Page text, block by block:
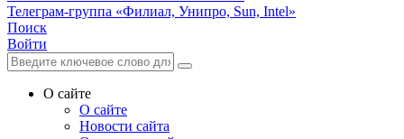
Телеграм-группа «Филиал, Унипро, Sun, Intel»
Поиск
Войти
О сайте
О сайте
Новости сайта